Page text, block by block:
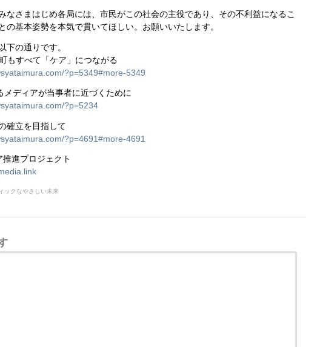
なさまはじめ各局には、市民がこの社会の主役であり、その不利益になるこ
の基本姿勢を本気で貫いてほしい。お願いいたします。
下の通りです。
もすべて「ケア」につながる
?p=5349#more-5349
メディアが当事者に近づくために
?p=5234
確立を目指して
?p=4691#more-4691
進プロジェクト
ックなやさしい未来